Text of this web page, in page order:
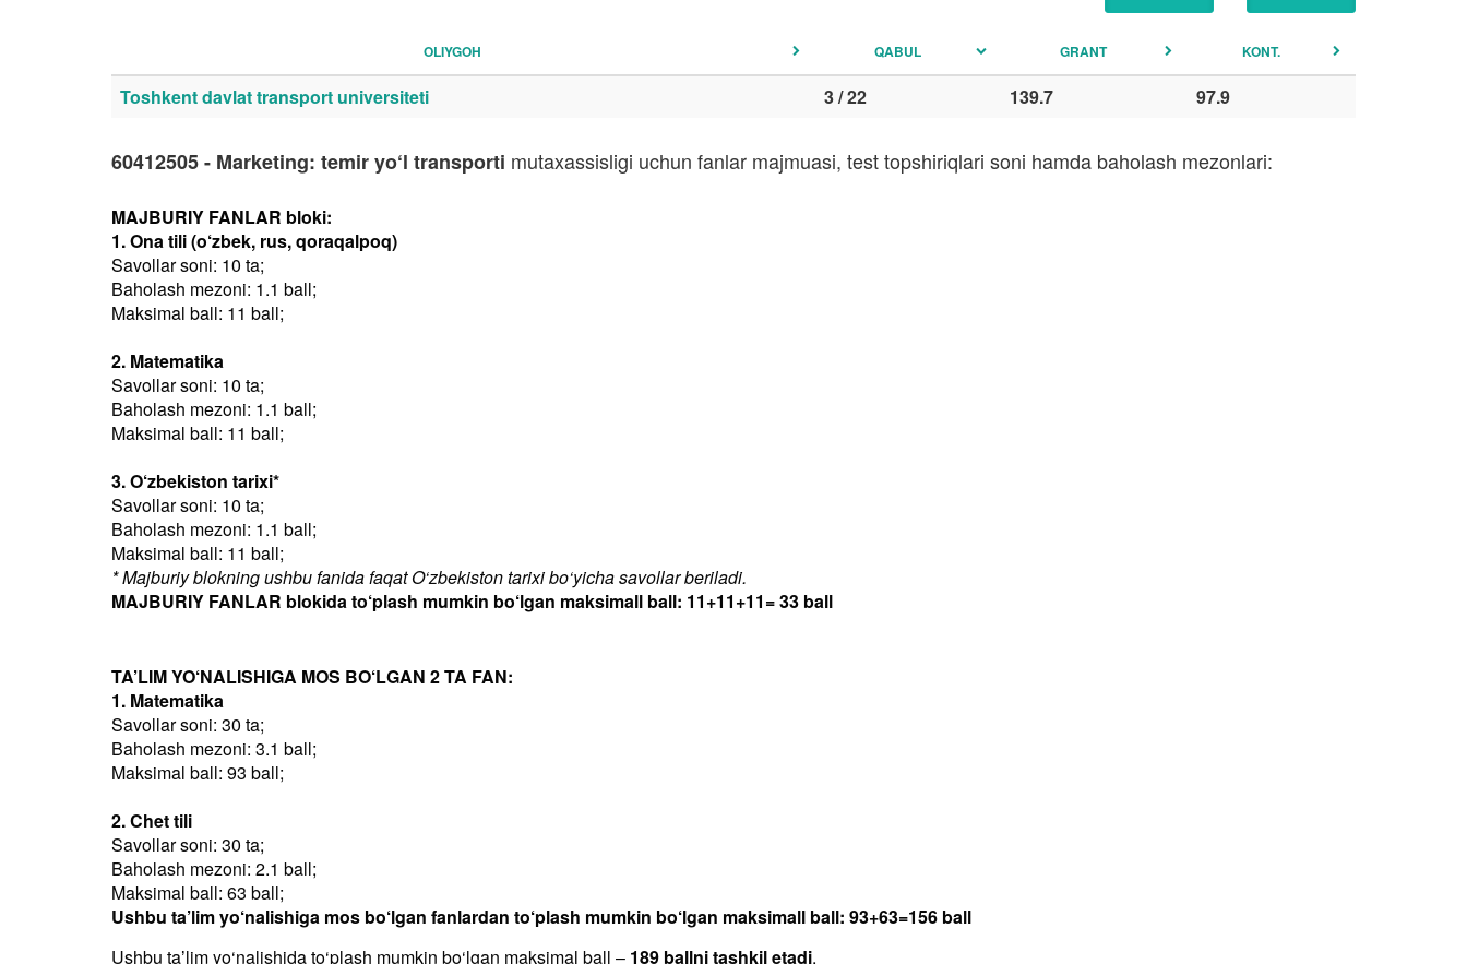
OLIYGOH QABUL GRANT KONT.
Toshkent davlat transport universiteti 3 / 22 139.7 97.9
60412505 - Marketing: temir yo‘l transporti mutaxassisligi uchun fanlar majmuasi, test topshiriqlari soni hamda baholash mezonlari:
MAJBURIY FANLAR bloki:
1. Ona tili (o‘zbek, rus, qoraqalpoq)
Savollar soni: 10 ta;
Baholash mezoni: 1.1 ball;
Maksimal ball: 11 ball;
2. Matematika
Savollar soni: 10 ta;
Baholash mezoni: 1.1 ball;
Maksimal ball: 11 ball;
3. O‘zbekiston tarixi*
Savollar soni: 10 ta;
Baholash mezoni: 1.1 ball;
Maksimal ball: 11 ball;
* Majburiy blokning ushbu fanida faqat O‘zbekiston tarixi bo‘yicha savollar beriladi.
MAJBURIY FANLAR blokida to‘plash mumkin bo‘lgan maksimall ball: 11+11+11= 33 ball
TA’LIM YO‘NALISHIGA MOS BO‘LGAN 2 TA FAN:
1. Matematika
Savollar soni: 30 ta;
Baholash mezoni: 3.1 ball;
Maksimal ball: 93 ball;
2. Chet tili
Savollar soni: 30 ta;
Baholash mezoni: 2.1 ball;
Maksimal ball: 63 ball;
Ushbu ta’lim yo‘nalishiga mos bo‘lgan fanlardan to‘plash mumkin bo‘lgan maksimall ball: 93+63=156 ball
Ushbu taʼlim yo‘nalishida to‘plash mumkin bo‘lgan maksimal ball – 189 ballni tashkil etadi.